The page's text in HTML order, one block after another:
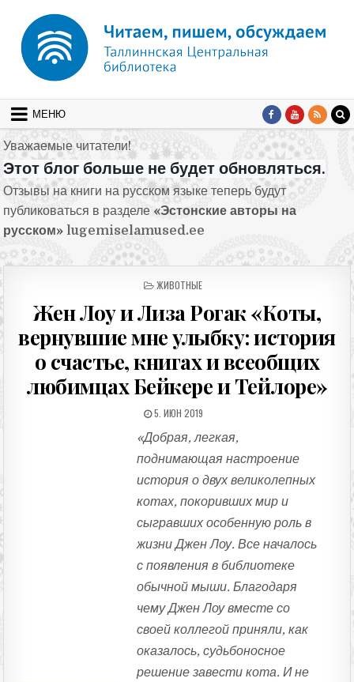
МЕНЮ
Уважаемые читатели!
Этот блог больше не будет обновляться.
Отзывы на книги на русском языке теперь будут
публиковаться в разделе «Эстонские авторы на
русском» lugemiselamused.ee
ОПУБЛИКОВАНО В
ЖИВОТНЫЕ
Жен Лоу и Лиза Рогак «Коты,
вернувшие мне улыбку: история
о счастье, книгах и всеобщих
любимцах Бейкере и Тейлоре»
ДАТА ПУБЛИКАЦИИ:
5. ИЮН 2019
«Добрая, легкая,
поднимающая настроение
история о двух великолепных
котах, покоривших мир и
сыгравших особенную роль в
жизни Джен Лоу. Все началось
с появления в библиотеке
обычной мыши. Благодаря
чему Джен Лоу вместе со
своей коллегой приняли, как
оказалось, судьбоносное
решение завести кота. И не